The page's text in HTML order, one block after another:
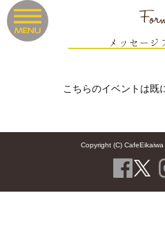
メッセージ
こちらのイベントは既
Copyright (C) CafeEikaiwa